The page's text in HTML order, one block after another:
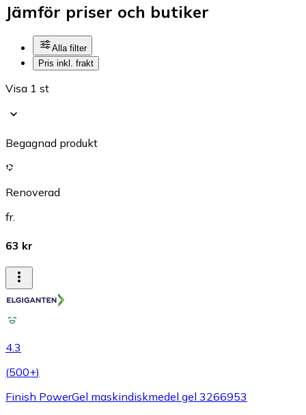
Jämför priser och butiker
Alla filter
Pris inkl. frakt
Visa 1 st
Begagnad produkt
Renoverad
fr.
63 kr
4.3
(500+)
Finish PowerGel maskindiskmedel gel 3266953